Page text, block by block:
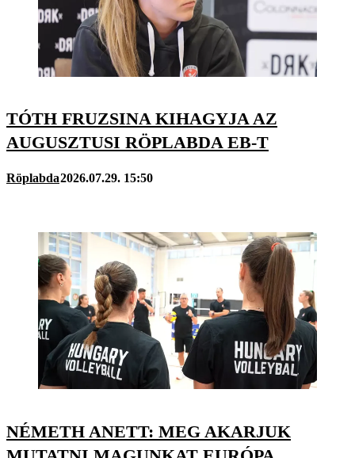
TÓTH FRUZSINA KIHAGYJA AZ
AUGUSZTUSI RÖPLABDA EB-T
Röplabda2026.07.29. 15:50
NÉMETH ANETT: MEG AKARJUK